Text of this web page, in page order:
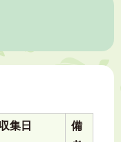
収集日
備